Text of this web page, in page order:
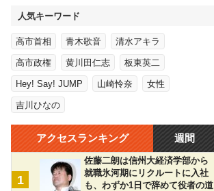
人気キーワード
高市首相 青木歌音 清水アキラ
高市政権 黄川田仁志 板東英二
Hey! Say! JUMP 山崎怜奈 女性
吉川ひなの
アクセスランキング 週間
1
佐藤二朗は信州大経済学部から
就職氷河期にリクルートに入社
も、わずか1日で辞めて役者の道